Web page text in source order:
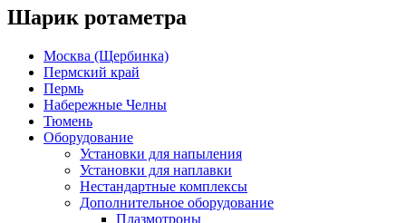
Шарик ротаметра
Москва (Щербинка)
Пермский край
Пермь
Набережные Челны
Тюмень
Оборудование
Установки для напыления
Установки для наплавки
Нестандартные комплексы
Дополнительное оборудование
Плазмотроны